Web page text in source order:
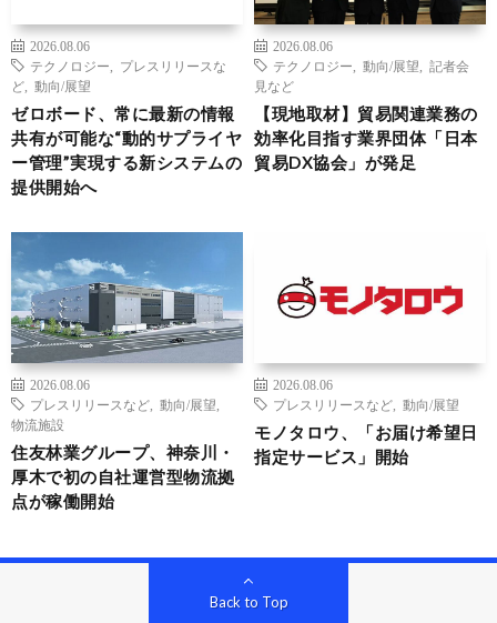
2026.08.06
テクノロジー
プレスリリースな
ど
動向/展望
ゼロボード、常に最新の情報
共有が可能な“動的サプライヤ
ー管理”実現する新システムの
提供開始へ
2026.08.06
テクノロジー
動向/展望
記者会
見など
【現地取材】貿易関連業務の
効率化目指す業界団体「日本
貿易DX協会」が発足
2026.08.06
プレスリリースなど
動向/展望
物流施設
住友林業グループ、神奈川・
厚木で初の自社運営型物流拠
点が稼働開始
2026.08.06
プレスリリースなど
動向/展望
モノタロウ、「お届け希望日
指定サービス」開始
Back to Top